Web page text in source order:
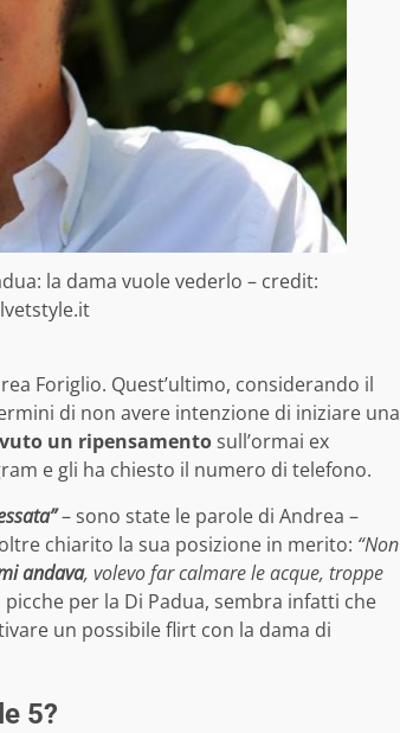
la dama vuole vederlo – credit:
Foriglio. Quest’ultimo, considerando il
di non avere intenzione di iniziare una
un ripensamentosull’ormai ex
e gli ha chiesto il numero di telefono.
– sono state le parole di Andrea –
chiarito la sua posizione in merito: “Non
andava, volevo far calmare le acque, troppe
per la Di Padua, sembra infatti che
un possibile flirt con la dama di
5?